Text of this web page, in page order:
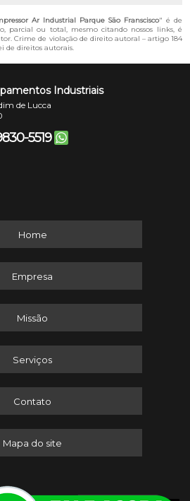
Ar Industrial Parque São Franscisco" é de
parcial ou total, mesmo citando nossos links, é
Crime de violação de direito autoral – artigo 184
de direitos autorais.
Industriais
de Lucca
5519
Home
Empresa
Missão
Serviços
Contato
Mapa do site